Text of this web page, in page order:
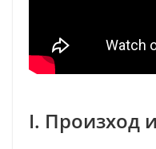
I. Произход